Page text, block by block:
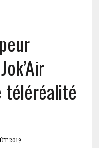
téléréalité
2019